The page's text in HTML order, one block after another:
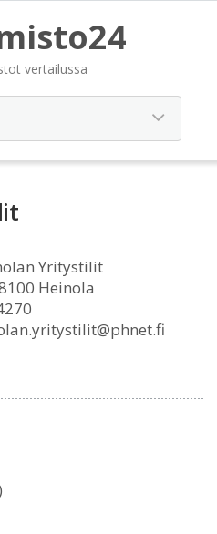
vertailussa
Yritystilit
Heinola